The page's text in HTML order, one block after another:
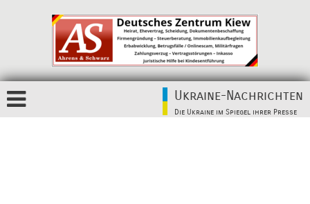
Ukraine-Nachrichten
Die Ukraine im Spiegel ihrer Presse